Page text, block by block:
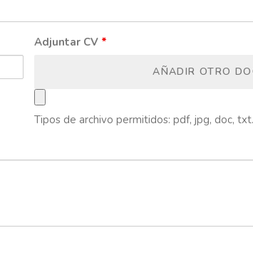
Adjuntar CV *
AÑADIR OTRO
Tipos de archivo permitidos: pdf, jpg, doc, txt.